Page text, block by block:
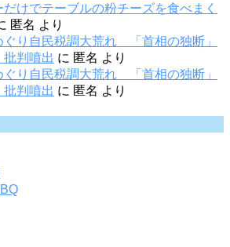
だけでテーブルの粉チーズを食べまく
匿名 より
ぐり自民税調大荒れ 「首相の独断」
批判噴出 に 匿名 より
ぐり自民税調大荒れ 「首相の独断」
批判噴出 に 匿名 より